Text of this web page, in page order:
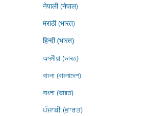
नेपाली (नेपाल)
मराठी (भारत)
हिन्दी (भारत)
অসমীয়া (ভাৰত)
বাংলা (বাংলাদেশ)
বাংলা (ভারত)
ਪੰਜਾਬੀ (ਭਾਰਤ)